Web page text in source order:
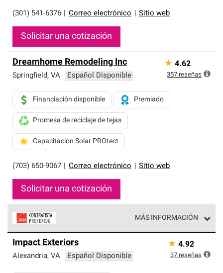
(301) 541-6376 Correo electrónico Sitio web
Solicitar una cotización
Dreamhome Remodeling Inc
Springfield, VA Español Disponible
(703) 650-9067 Correo electrónico Sitio web
Financiación disponible Premiado
Promesa de reciclaje de tejas
Capacitación Solar PROtect
Solicitar una cotización
★ 4.62
357 reseñas
MÁS INFORMACIÓN
parte de una red exclusiva de profesionales de techos
que cumplen con altos estándares y requisitos estrictos
Impact Exteriors
Alexandria, VA Español Disponible
★ 4.92
37 reseñas